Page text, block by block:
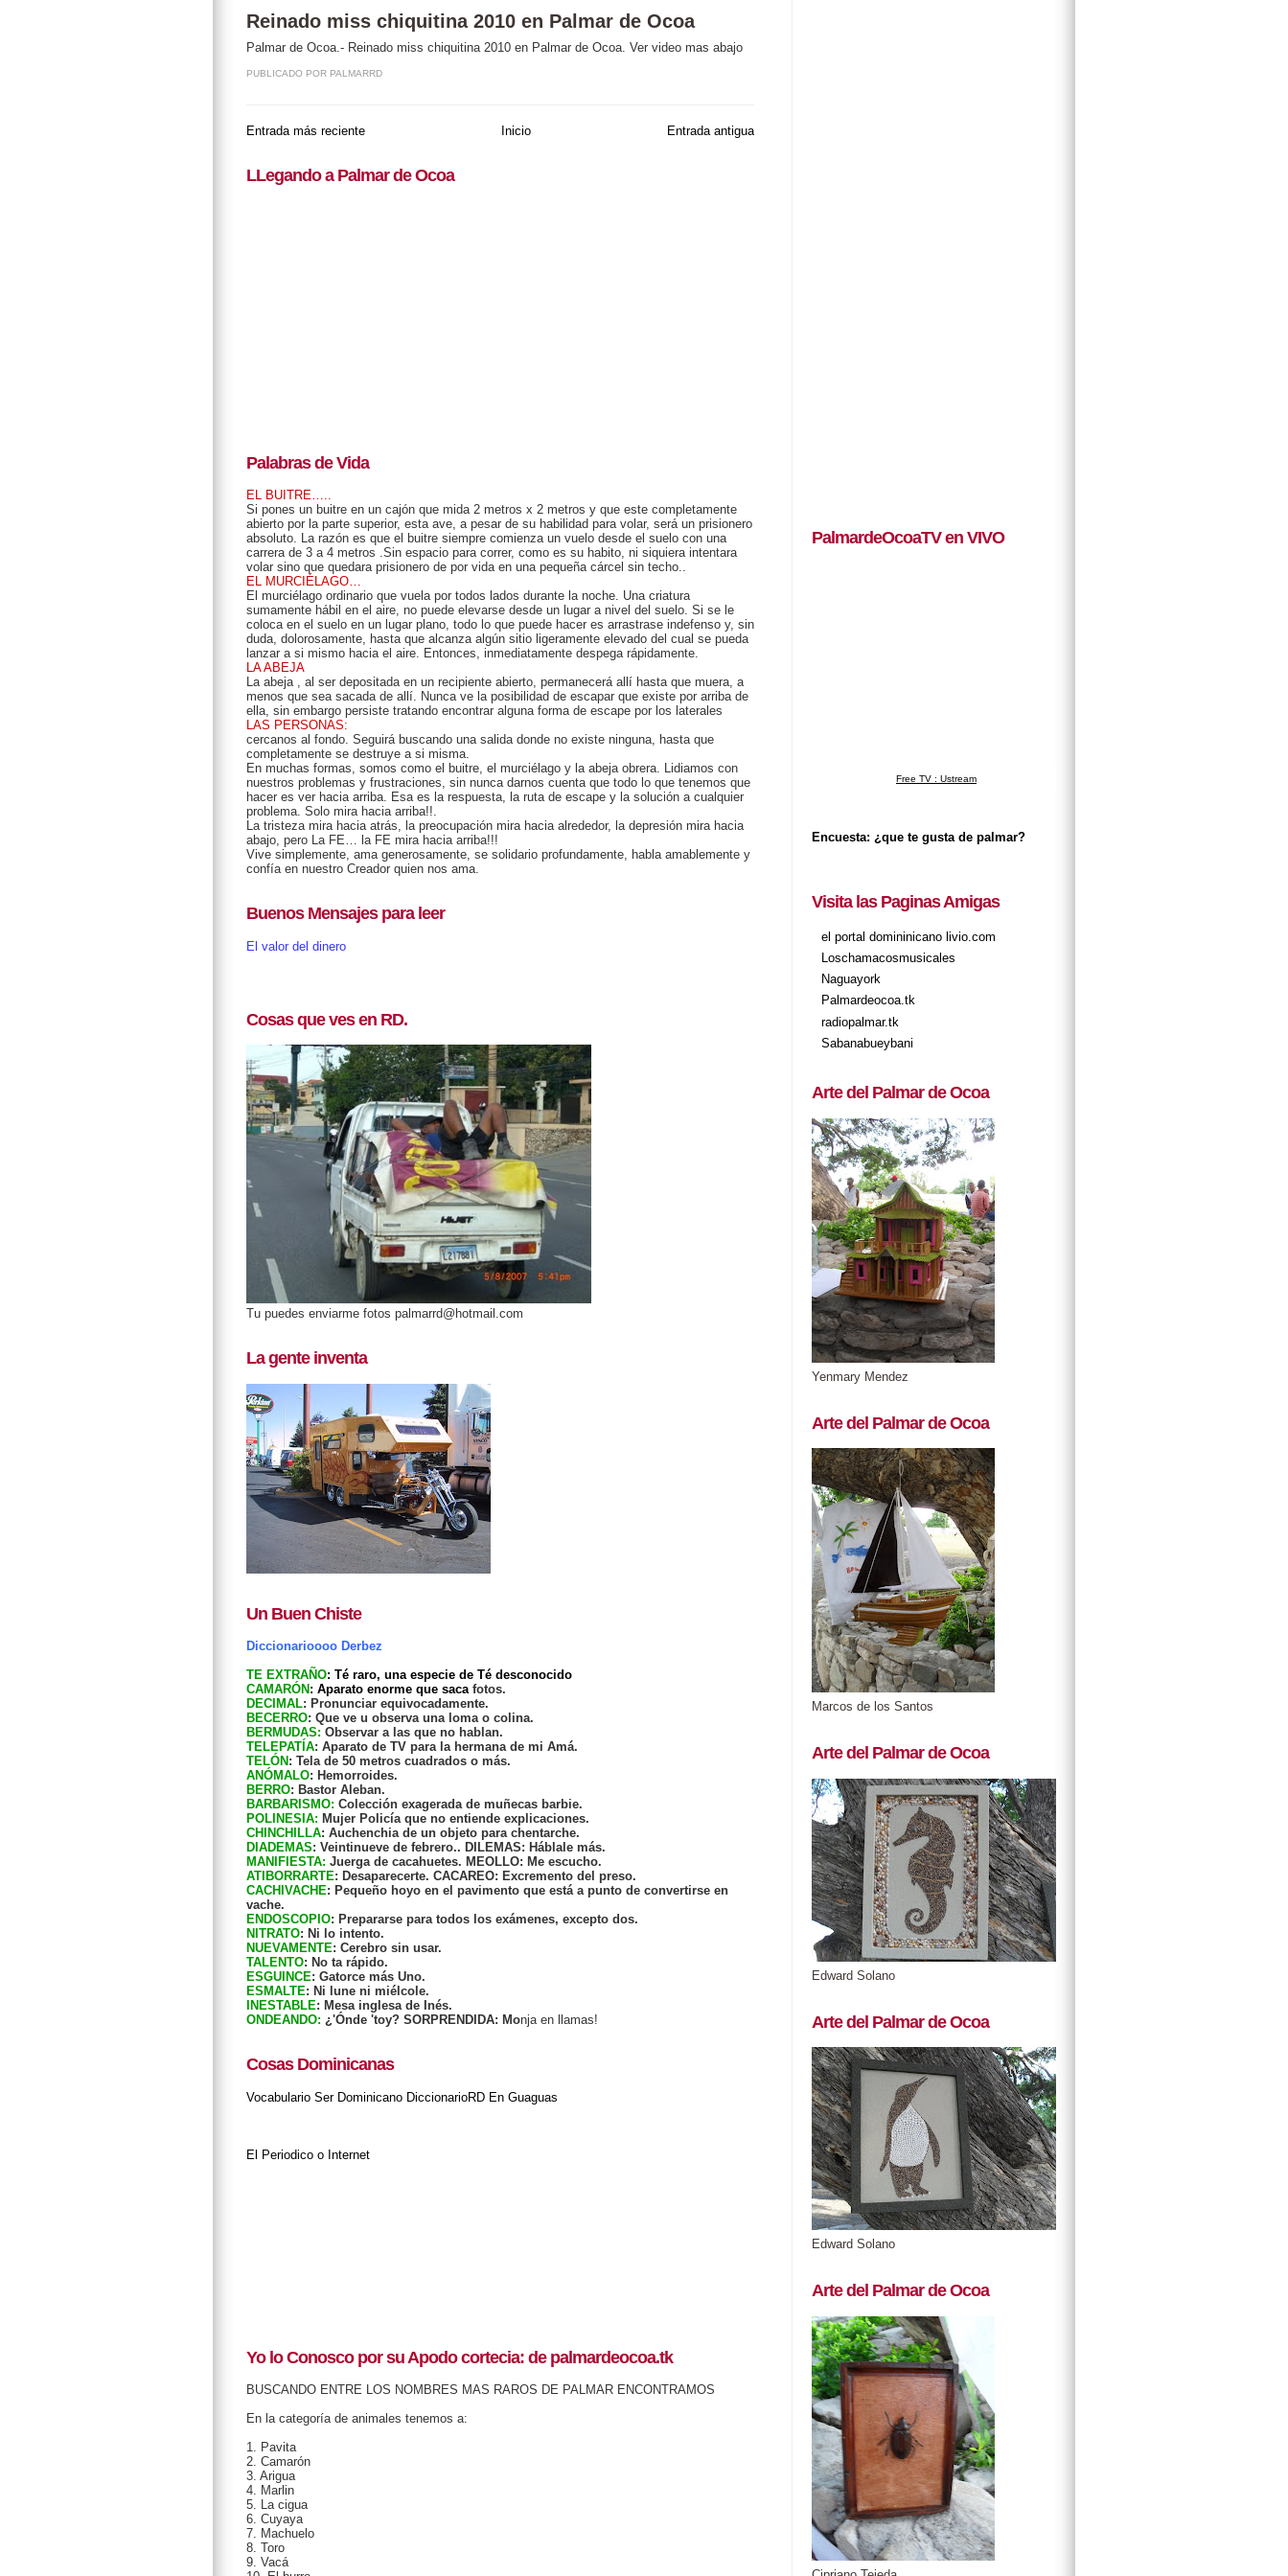
Reinado miss chiquitina 2010 en Palmar de Ocoa
Palmar de Ocoa.- Reinado miss chiquitina 2010 en Palmar de Ocoa. Ver video mas abajo
PUBLICADO POR PALMARRD
Entrada más reciente Entrada antigua
Inicio
LLegando a Palmar de Ocoa
Palabras de Vida
EL BUITRE…..
Si pones un buitre en un cajón que mida 2 metros x 2 metros y que este completamente
abierto por la parte superior, esta ave, a pesar de su habilidad para volar, será un prisionero
absoluto. La razón es que el buitre siempre comienza un vuelo desde el suelo con una
carrera de 3 a 4 metros .Sin espacio para correr, como es su habito, ni siquiera intentara
volar sino que quedara prisionero de por vida en una pequeña cárcel sin techo..
EL MURCIÉLAGO…
El murciélago ordinario que vuela por todos lados durante la noche. Una criatura
sumamente hábil en el aire, no puede elevarse desde un lugar a nivel del suelo. Si se le
coloca en el suelo en un lugar plano, todo lo que puede hacer es arrastrase indefenso y, sin
duda, dolorosamente, hasta que alcanza algún sitio ligeramente elevado del cual se pueda
lanzar a si mismo hacia el aire. Entonces, inmediatamente despega rápidamente.
LA ABEJA
La abeja , al ser depositada en un recipiente abierto, permanecerá allí hasta que muera, a
menos que sea sacada de allí. Nunca ve la posibilidad de escapar que existe por arriba de
ella, sin embargo persiste tratando encontrar alguna forma de escape por los laterales
LAS PERSONAS:
cercanos al fondo. Seguirá buscando una salida donde no existe ninguna, hasta que
completamente se destruye a si misma.
En muchas formas, somos como el buitre, el murciélago y la abeja obrera. Lidiamos con
nuestros problemas y frustraciones, sin nunca darnos cuenta que todo lo que tenemos que
hacer es ver hacia arriba. Esa es la respuesta, la ruta de escape y la solución a cualquier
problema. Solo mira hacia arriba!!.
La tristeza mira hacia atrás, la preocupación mira hacia alrededor, la depresión mira hacia
abajo, pero La FE… la FE mira hacia arriba!!!
Vive simplemente, ama generosamente, se solidario profundamente, habla amablemente y
confía en nuestro Creador quien nos ama.
Buenos Mensajes para leer
El valor del dinero
Cosas que ves en RD.
Tu puedes enviarme fotos palmarrd@hotmail.com
La gente inventa
Un Buen Chiste
Diccionarioooo Derbez
TE EXTRAÑO: Té raro, una especie de Té desconocido
CAMARÓN : Aparato enorme que sacafotos.
DECIMAL: Pronunciar equivocadamente.
BECERRO: Que ve u observa una loma o colina.
BERMUDAS: Observar a las que no hablan.
TELEPATÍA: Aparato de TV para la hermana de mi Amá.
TELÓN : Tela de 50 metros cuadrados o más.
ANÓMALO: Hemorroides.
BERRO: Bastor Aleban.
BARBARISMO: Colección exagerada de muñecas barbie.
POLINESIA: Mujer Policía que no entiende explicaciones.
CHINCHILLA: Auchenchia de un objeto para chentarche.
DIADEMAS: Veintinueve de febrero.. DILEMAS: Háblale más.
MANIFIESTA: Juerga de cacahuetes. MEOLLO: Me escucho.
ATIBORRARTE: Desaparecerte. CACAREO: Excremento del preso.
CACHIVACHE: Pequeño hoyo en el pavimento que está a punto de convertirse en
vache.
ENDOSCOPIO: Prepararse para todos los exámenes, excepto dos.
NITRATO: Ni lo intento.
NUEVAMENTE: Cerebro sin usar.
TALENTO: No ta rápido.
ESGUINCE: Gatorce más Uno.
ESMALTE: Ni lune ni miélcole.
INESTABLE: Mesa inglesa de Inés.
ONDEANDO: ¿'Ónde 'toy? SORPRENDIDA: Monja en llamas!
Cosas Dominicanas
Vocabulario Ser Dominicano DiccionarioRD En Guaguas
El Periodico o Internet
Yo lo Conosco por su Apodo cortecia: de palmardeocoa.tk
BUSCANDO ENTRE LOS NOMBRES MAS RAROS DE PALMAR ENCONTRAMOS
En la categoría de animales tenemos a:
1. Pavita
2. Camarón
3. Arigua
4. Marlin
5. La cigua
6. Cuyaya
7. Machuelo
8. Toro
9. Vacá
PalmardeOcoaTV en VIVO
Free TV : Ustream
Encuesta: ¿que te gusta de palmar?
Visita las Paginas Amigas
el portal domininicano livio.com
Loschamacosmusicales
Naguayork
Palmardeocoa.tk
radiopalmar.tk
Sabanabueybani
Arte del Palmar de Ocoa
Yenmary Mendez
Arte del Palmar de Ocoa
Marcos de los Santos
Arte del Palmar de Ocoa
Edward Solano
Arte del Palmar de Ocoa
Edward Solano
Arte del Palmar de Ocoa